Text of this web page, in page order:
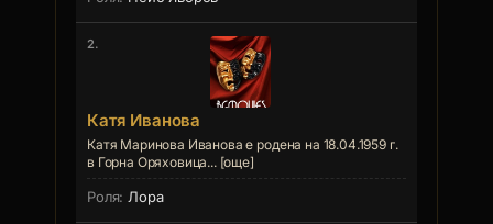
2.
Катя Иванова
Катя Маринова Иванова е родена на 18.04.1959 г.
в Горна Оряховица... [още]
Лора